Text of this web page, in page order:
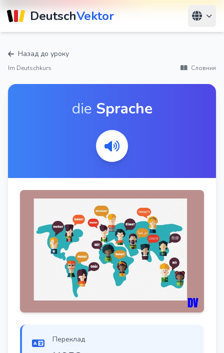
DeutschVektor
Назад до уроку
Im Deutschkurs Словник
die Sprache
Переклад